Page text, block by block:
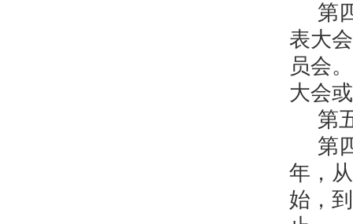
第
表大
员会
大会
第
第
年，
始，